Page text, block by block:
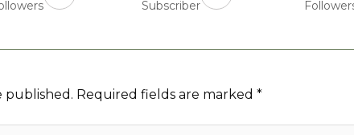
Subscriber
published. Required fields are marked *